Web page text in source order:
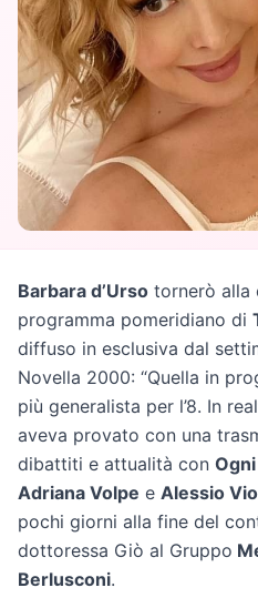
Barbara d’Urso tornerò alla
programma pomeridiano di
diffuso in esclusiva dal
Novella 2000: “Quella in
più generalista per l’8. In
aveva provato con una
dibattiti e attualità con
Adriana Volpe e Alessio
pochi giorni alla fine del
dottoressa Giò al Gruppo
Berlusconi.